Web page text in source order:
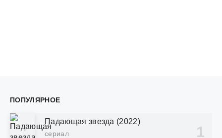
ПОПУЛЯРНОЕ
Падающая звезда (2022)
сериал